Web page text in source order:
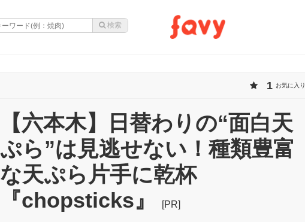
1 お気に入り
【六本木】日替わりの“面白天
ぷら”は見逃せない！種類豊富
な天ぷら片手に乾杯
『chopsticks』
[PR]